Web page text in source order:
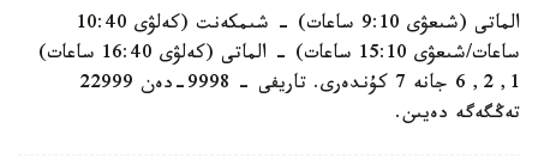
الماتى (شىعۋى 9:10 ساعات) - شىمكەنت (كەلۋى 10:40
ساعات/شىعۋى 15:10 ساعات) - الماتى (كەلۋى 16:40 ساعات)
1, 2, 6 جانە 7 كۇندەرى. تاريفى - 9998-دەن 22999
تەڭگەگە دەيىن.